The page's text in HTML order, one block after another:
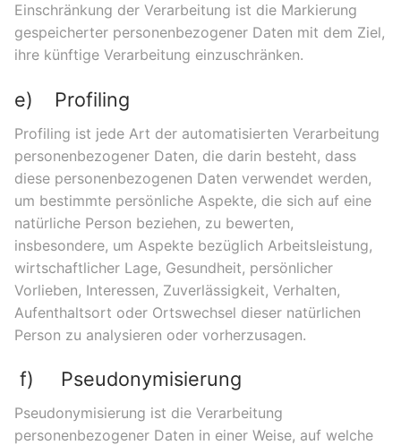
Einschränkung der Verarbeitung ist die Markierung
gespeicherter personenbezogener Daten mit dem Ziel,
ihre künftige Verarbeitung einzuschränken.
e) Profiling
Profiling ist jede Art der automatisierten Verarbeitung
personenbezogener Daten, die darin besteht, dass
diese personenbezogenen Daten verwendet werden,
um bestimmte persönliche Aspekte, die sich auf eine
natürliche Person beziehen, zu bewerten,
insbesondere, um Aspekte bezüglich Arbeitsleistung,
wirtschaftlicher Lage, Gesundheit, persönlicher
Vorlieben, Interessen, Zuverlässigkeit, Verhalten,
Aufenthaltsort oder Ortswechsel dieser natürlichen
Person zu analysieren oder vorherzusagen.
f) Pseudonymisierung
Pseudonymisierung ist die Verarbeitung
personenbezogener Daten in einer Weise, auf welche